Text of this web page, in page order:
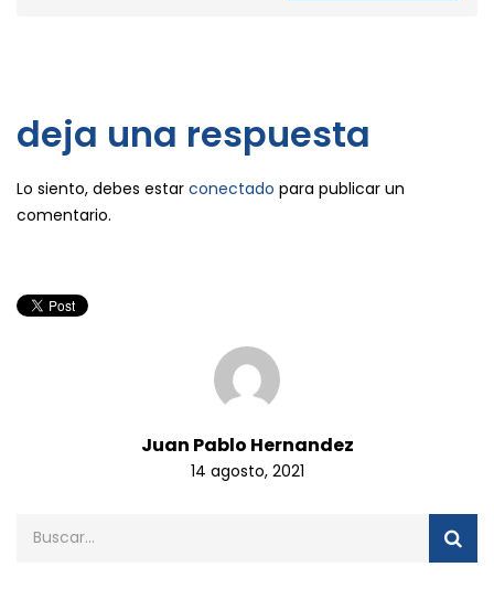
deja una respuesta
Lo siento, debes estar conectado para publicar un
comentario.
Juan Pablo Hernandez
14 agosto, 2021